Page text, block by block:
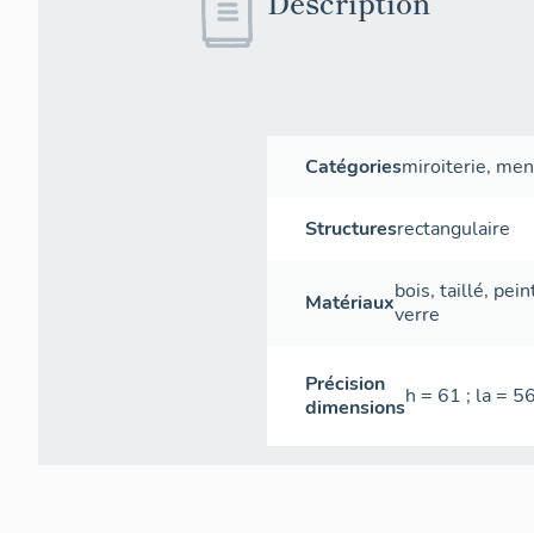
Catégoriesmiroiterie,
Structuresrectangulaire
Matériauxbois, taillé,
verre
Précision
dimensionsh = 61 ; la =